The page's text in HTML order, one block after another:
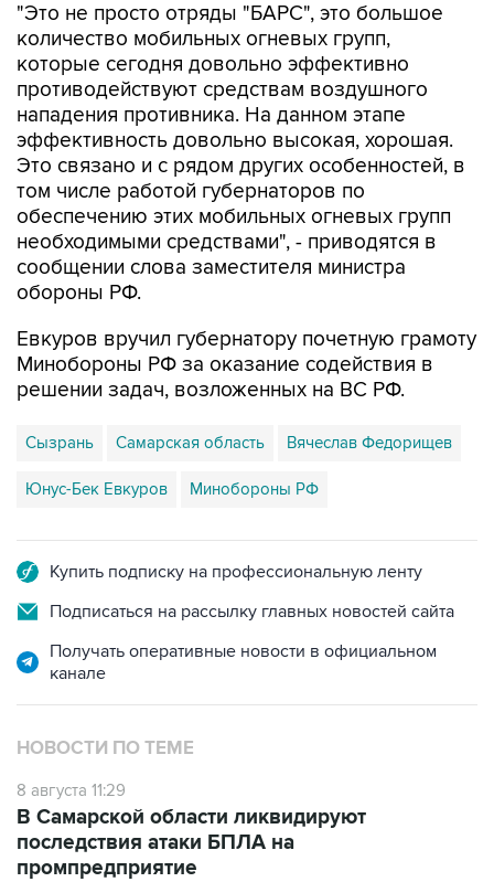
"Это не просто отряды "БАРС", это большое
количество мобильных огневых групп,
которые сегодня довольно эффективно
противодействуют средствам воздушного
нападения противника. На данном этапе
эффективность довольно высокая, хорошая.
Это связано и с рядом других особенностей, в
том числе работой губернаторов по
обеспечению этих мобильных огневых групп
необходимыми средствами", - приводятся в
сообщении слова заместителя министра
обороны РФ.
Евкуров вручил губернатору почетную грамоту
Минобороны РФ за оказание содействия в
решении задач, возложенных на ВС РФ.
Сызрань Самарская область Вячеслав Федорищев
Юнус-Бек Евкуров Минобороны РФ
Купить подписку на профессиональную ленту
Подписаться на рассылку главных новостей сайта
Получать оперативные новости в официальном
канале
НОВОСТИ ПО ТЕМЕ
8 августа 11:29
В Самарской области ликвидируют
последствия атаки БПЛА на
промпредприятие